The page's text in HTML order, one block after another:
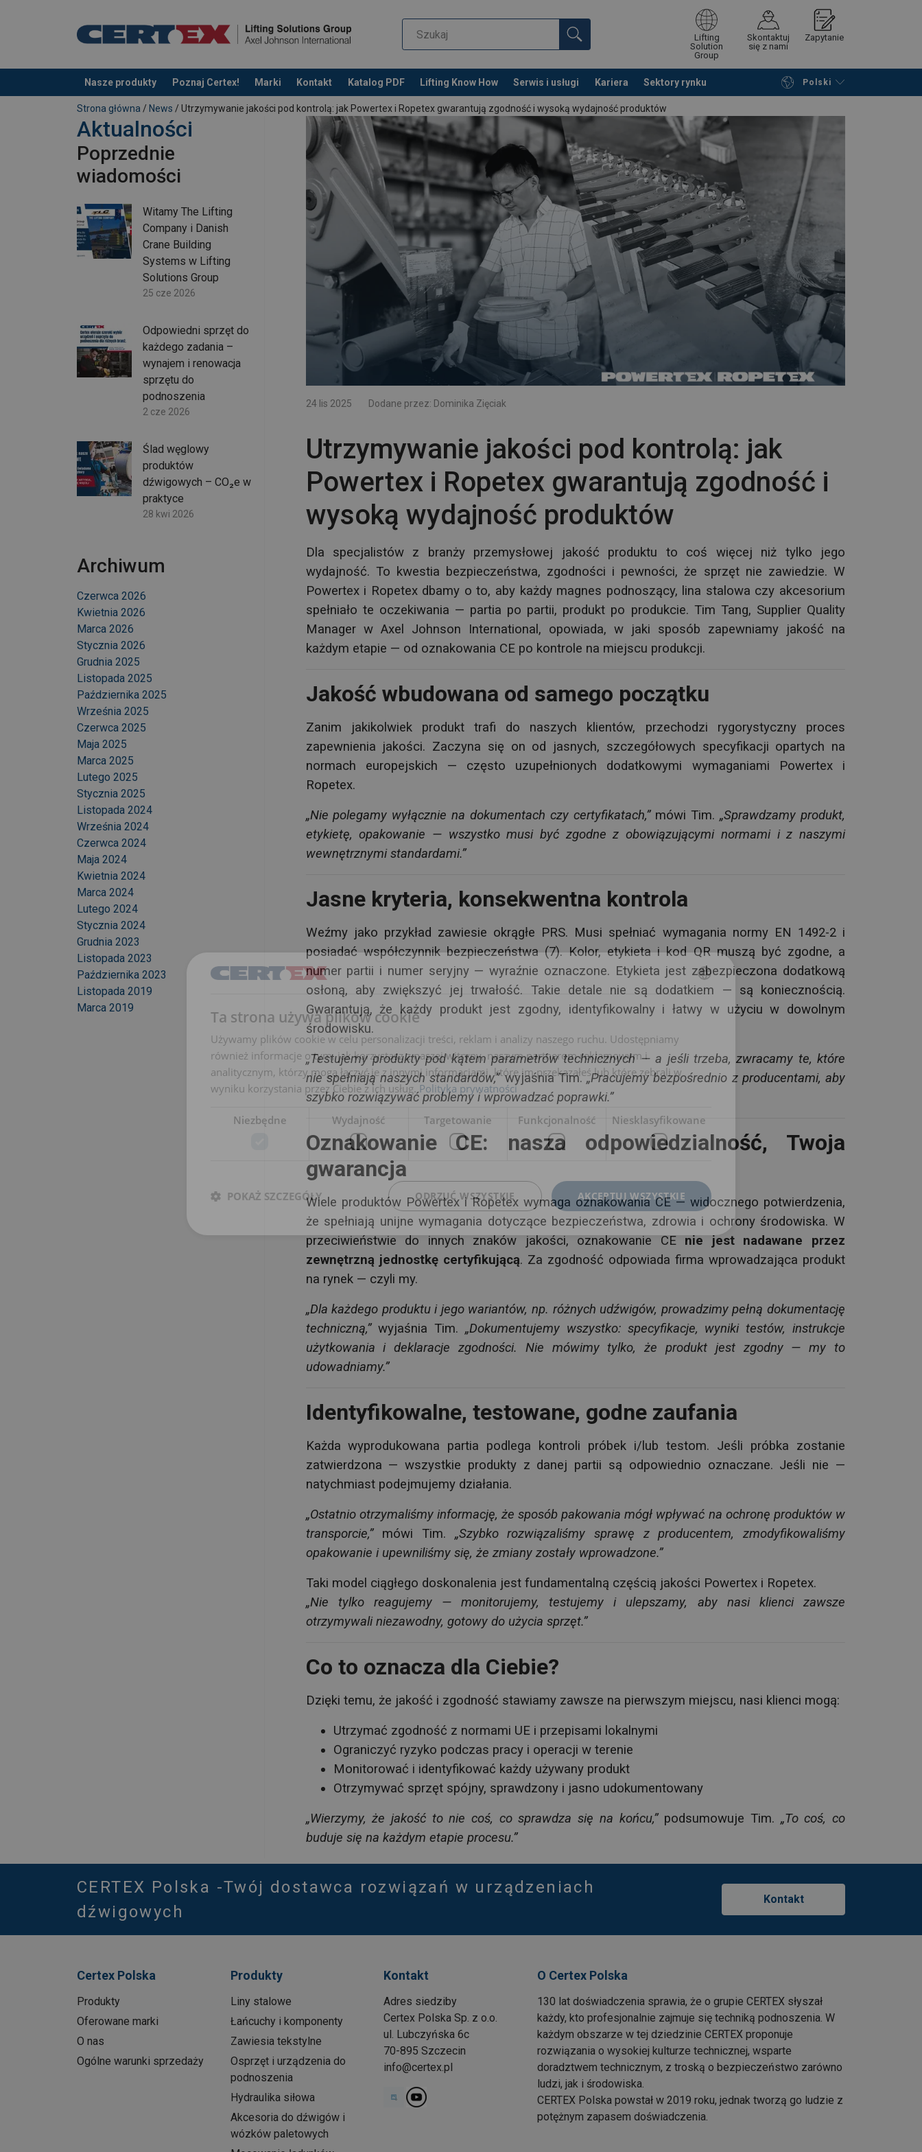
Lifting
Solution
Group
Skontaktuj
się z nami
Zapytanie
Nasze produkty Poznaj Certex! Marki Kontakt Katalog PDF Lifting Know How Serwis i usługi Kariera Sektory rynku Polski
Dodano do zapytania Przeglądaj katalog Podsumowanie
Strona główna / News / Utrzymywanie jakości pod kontrolą: jak Powertex i Ropetex gwarantują zgodność i wysoką wydajność produktów
24 lis 2025 Dodane przez: Dominika Zięciak
Utrzymywanie jakości pod kontrolą: jak
Powertex i Ropetex gwarantują zgodność i
wysoką wydajność produktów
Dla specjalistów z branży przemysłowej jakość produktu to coś więcej niż tylko jego
wydajność. To kwestia bezpieczeństwa, zgodności i pewności, że sprzęt nie zawiedzie. W
Powertex i Ropetex dbamy o to, aby każdy magnes podnoszący, lina stalowa czy akcesorium
spełniało te oczekiwania — partia po partii, produkt po produkcie. Tim Tang, Supplier Quality
Manager w Axel Johnson International, opowiada, w jaki sposób zapewniamy jakość na
każdym etapie — od oznakowania CE po kontrole na miejscu produkcji.
Jakość wbudowana od samego początku
Zanim jakikolwiek produkt trafi do naszych klientów, przechodzi rygorystyczny proces
zapewnienia jakości. Zaczyna się on od jasnych, szczegółowych specyfikacji opartych na
normach europejskich — często uzupełnionych dodatkowymi wymaganiami Powertex i
Ropetex.
„Nie polegamy wyłącznie na dokumentach czy certyfikatach,”mówi Tim.„Sprawdzamy produkt,
etykietę, opakowanie — wszystko musi być zgodne z obowiązującymi normami i z naszymi
wewnętrznymi standardami.”
Jasne kryteria, konsekwentna kontrola
Weźmy jako przykład zawiesie okrągłe PRS. Musi spełniać wymagania normy EN 1492-2 i
posiadać współczynnik bezpieczeństwa (7). Kolor, etykieta i kod QR muszą być zgodne, a
numer partii i numer seryjny — wyraźnie oznaczone. Etykieta jest zabezpieczona dodatkową
osłoną, aby zwiększyć jej trwałość. Takie detale nie są dodatkiem — są koniecznością.
Gwarantują, że każdy produkt jest zgodny, identyfikowalny i łatwy w użyciu w dowolnym
środowisku.
„Testujemy produkty pod kątem parametrów technicznych — a jeśli trzeba, zwracamy te, które
nie spełniają naszych standardów,”wyjaśnia Tim.„Pracujemy bezpośrednio z producentami, aby
szybko rozwiązywać problemy i wprowadzać poprawki.”
Oznakowanie CE: nasza odpowiedzialność, Twoja
gwarancja
Wiele produktów Powertex i Ropetex wymaga oznakowania CE — widocznego potwierdzenia,
że spełniają unijne wymagania dotyczące bezpieczeństwa, zdrowia i ochrony środowiska. W
przeciwieństwie do innych znaków jakości, oznakowanie CE nie jest nadawane przez
zewnętrzną jednostkę certyfikującą. Za zgodność odpowiada firma wprowadzająca produkt
na rynek — czyli my.
„Dla każdego produktu i jego wariantów, np. różnych udźwigów, prowadzimy pełną dokumentację
techniczną,”wyjaśnia Tim. „Dokumentujemy wszystko: specyfikacje, wyniki testów, instrukcje
użytkowania i deklaracje zgodności. Nie mówimy tylko, że produkt jest zgodny — my to
udowadniamy.”
Identyfikowalne, testowane, godne zaufania
Każda wyprodukowana partia podlega kontroli próbek i/lub testom. Jeśli próbka zostanie
zatwierdzona — wszystkie produkty z danej partii są odpowiednio oznaczane. Jeśli nie —
natychmiast podejmujemy działania.
„Ostatnio otrzymaliśmy informację, że sposób pakowania mógł wpływać na ochronę produktów w
transporcie,”mówi Tim. „Szybko rozwiązaliśmy sprawę z producentem, zmodyfikowaliśmy
opakowanie i upewniliśmy się, że zmiany zostały wprowadzone.”
Taki model ciągłego doskonalenia jest fundamentalną częścią jakości Powertex i Ropetex.
„Nie tylko reagujemy — monitorujemy, testujemy i ulepszamy, aby nasi klienci zawsze
otrzymywali niezawodny, gotowy do użycia sprzęt.”
Co to oznacza dla Ciebie?
Dzięki temu, że jakość i zgodność stawiamy zawsze na pierwszym miejscu, nasi klienci mogą:
Utrzymać zgodność z normami UE i przepisami lokalnymi
Ograniczyć ryzyko podczas pracy i operacji w terenie
Monitorować i identyfikować każdy używany produkt
Otrzymywać sprzęt spójny, sprawdzony i jasno udokumentowany
„Wierzymy, że jakość to nie coś, co sprawdza się na końcu,”podsumowuje Tim. „To coś, co
buduje się na każdym etapie procesu.”
Aktualności
Poprzednie
wiadomości
Witamy The Lifting
Company i Danish
Crane Building
Systems w Lifting
Solutions Group
25 cze 2026
Odpowiedni sprzęt do
każdego zadania –
wynajem i renowacja
sprzętu do
podnoszenia
2 cze 2026
Ślad węglowy
produktów
dźwigowych – CO₂e w
praktyce
28 kwi 2026
Archiwum
Czerwca 2026
Kwietnia 2026
Marca 2026
Stycznia 2026
Grudnia 2025
Listopada 2025
Października 2025
Września 2025
Czerwca 2025
Maja 2025
Marca 2025
Lutego 2025
Stycznia 2025
Listopada 2024
Września 2024
Czerwca 2024
Maja 2024
Kwietnia 2024
Marca 2024
Lutego 2024
Stycznia 2024
Grudnia 2023
Listopada 2023
Października 2023
Listopada 2019
Marca 2019
CERTEX Polska -Twój dostawca rozwiązań w urządzeniach
dźwigowych
Kontakt
Certex Polska
Produkty
Oferowane marki
O nas
Ogólne warunki sprzedaży
Produkty
Liny stalowe
Łańcuchy i komponenty
Zawiesia tekstylne
Osprzęt i urządzenia do
podnoszenia
Hydraulika siłowa
Akcesoria do dźwigów i
wózków paletowych
Kontakt
Adres siedziby
Certex Polska Sp. z o.o.
ul. Lubczyńska 6c
70-895 Szczecin
info@certex.pl
O Certex Polska
130 lat doświadczenia sprawia, że o grupie CERTEX słyszał
każdy, kto profesjonalnie zajmuje się techniką podnoszenia. W
każdym obszarze w tej dziedzinie CERTEX proponuje
rozwiązania o wysokiej kulturze technicznej, wsparte
doradztwem technicznym, z troską o bezpieczeństwo zarówno
ludzi, jak i środowiska.
CERTEX Polska powstał w 2019 roku, jednak tworzą go ludzie z
potężnym zapasem doświadczenia.
POLISH
ENGLISH TRANSLATION
Ta strona używa plików cookie
Używamy plików cookie w celu personalizacji treści, reklam i analizy naszego ruchu. Udostępniamy
również informacje o tym, jak korzystasz z naszej witryny, naszym partnerom reklamowym i
analitycznym, którzy mogą łączyć je z innymi informacjami, które im przekazałeś lub które zebrali w
wyniku korzystania przez Ciebie z ich usług. Polityka prywatności
Niezbędne Wydajność Targetowanie Funkcjonalność Niesklasyfikowane
AKCEPTUJ WSZYSTKIE
ODRZUĆ WSZYSTKIE
POKAŻ SZCZEGÓŁY